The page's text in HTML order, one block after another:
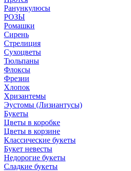
Ранункулюсы
РОЗЫ
Ромашки
Сирень
Стрелиция
Сухоцветы
Тюльпаны
Флоксы
Фрезии
Хлопок
Хризантемы
Эустомы (Лизиантусы)
Букеты
Цветы в коробке
Цветы в корзине
Классические букеты
Букет невесты
Недорогие букеты
Сладкие букеты